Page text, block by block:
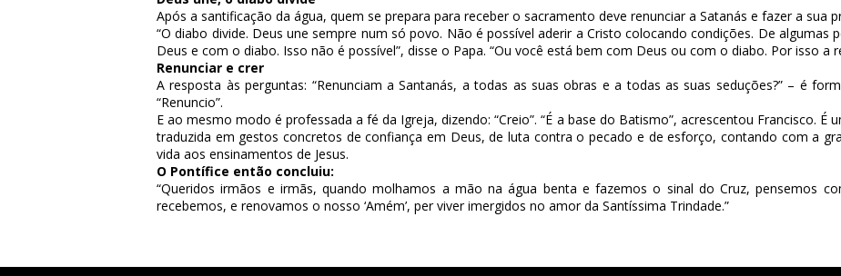
Após a santificação da água, quem se prepara para receber o sacramento deve renunciar a Satanás e fazer a sua
“O diabo divide. Deus une sempre num só povo. Não é possível aderir a Cristo colocando condições. De algumas
Deus e com o diabo. Isso não é possível”, disse o Papa. “Ou você está bem com Deus ou com o diabo. Por isso a
Renunciar e crer
A resposta às perguntas: “Renunciam a Santanás, a todas as suas obras e a todas as suas seduções?” – é
“Renuncio”.
E ao mesmo modo é professada a fé da Igreja, dizendo: “Creio”. “É a base do Batismo”, acrescentou Francisco. É
traduzida em gestos concretos de confiança em Deus, de luta contra o pecado e de esforço, contando com a
vida aos ensinamentos de Jesus.
O Pontífice então concluiu:
“Queridos irmãos e irmãs, quando molhamos a mão na água benta e fazemos o sinal do Cruz, pensemos
recebemos, e renovamos o nosso ‘Amém’, per viver imergidos no amor da Santíssima Trindade.”